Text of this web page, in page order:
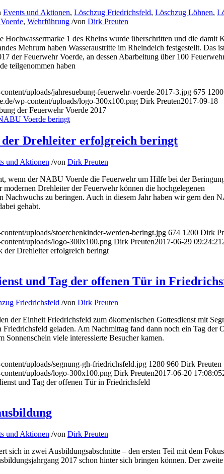
Events und Aktionen, Löschzug Friedrichsfeld, Löschzug Löhnen,
, Wehrführung /von Dirk Preuten
Hochwassermarke 1 des Rheins wurde überschritten und die damit
Mehrum haben Wasseraustritte im Rheindeich festgestellt. Das
der Feuerwehr Voerde, an dessen Abarbeitung über 100
teilgenommen haben
uploads/jahresuebung-feuerwehr-voerde-2017-3.jpg 675 1200
wp-content/uploads/logo-300x100.png Dirk Preuten2017-09-18
der Feuerwehr Voerde 2017
der Drehleiter erfolgreich beringt
und Aktionen /von Dirk Preuten
wenn der NABU Voerde die Feuerwehr um Hilfe bei der
Drehleiter der Feuerwehr können die hochgelegenen
Nachwuchs zu beringen. Auch in diesem Jahr haben wir gern den
gehabt.
uploads/stoerchenkinder-werden-beringt.jpg 674 1200 Dirk
uploads/logo-300x100.png Dirk Preuten2017-06-29 09:24:21
der Drehleiter erfolgreich beringt
und Tag der offenen Tür in
Friedrichsfeld /von Dirk Preuten
der Einheit Friedrichsfeld zum ökomenischen Gottesdienst mit
Friedrichsfeld geladen. Am Nachmittag fand dann noch ein Tag der
Sonnenschein viele interessierte Besucher kamen.
uploads/segnung-gh-friedrichsfeld.jpg 1280 960 Dirk Preuten
uploads/logo-300x100.png Dirk Preuten2017-06-20 17:08:05
und Tag der offenen Tür in Friedrichsfeld
und Aktionen /von Dirk Preuten
sich in zwei Ausbildungsabschnitte – den ersten Teil mit dem
2017 schon hinter sich bringen können. Der